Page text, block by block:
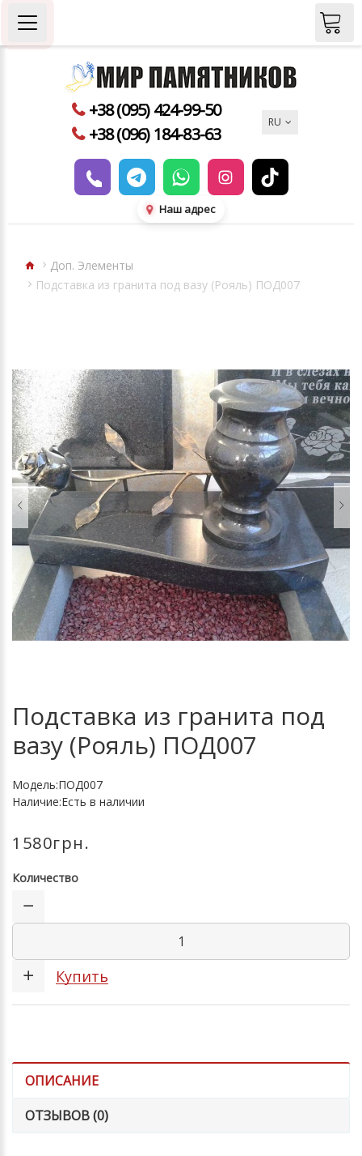
Наш адрес
+38 (095) 424-99-50
+38 (096) 184-83-63
RU
Доп. Элементы
Подставка из гранита под вазу (Рояль) ПОД007
Подставка из гранита под
вазу (Рояль) ПОД007
Модель:ПОД007
Наличие:Есть в наличии
1580грн.
Количество
Купить
ОПИСАНИЕ
ОТЗЫВОВ (0)